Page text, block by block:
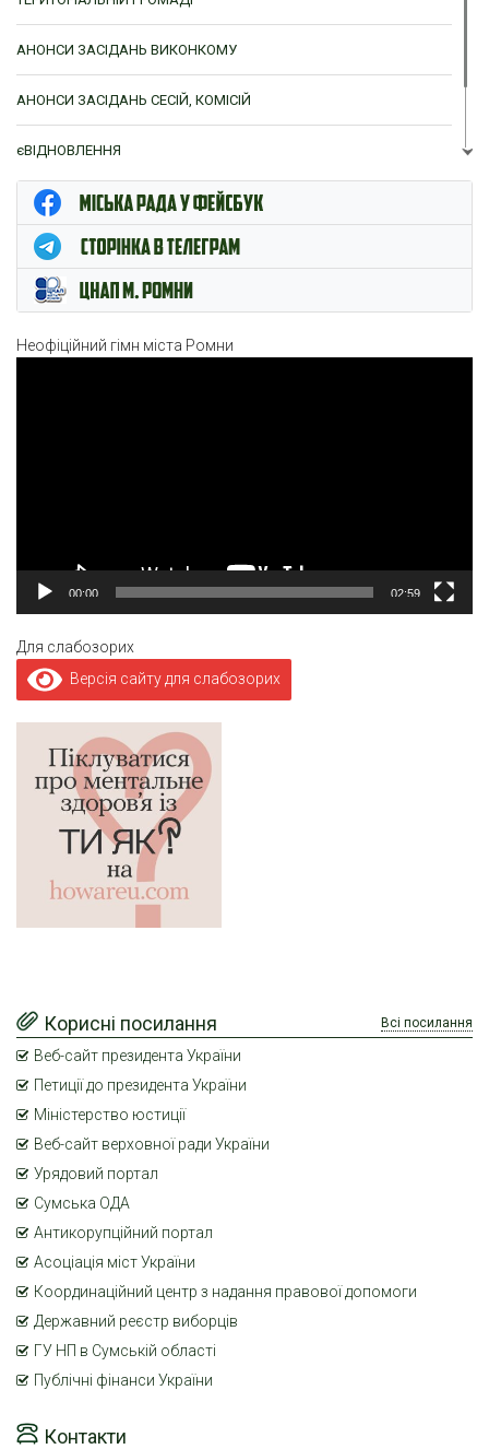
АНОНСИ ЗАСІДАНЬ ВИКОНКОМУ
АНОНСИ ЗАСІДАНЬ СЕСІЙ, КОМІСІЙ
єВІДНОВЛЕННЯ
ЦНАП м. Ромни
Неофіційний гімн міста Ромни
00:00 02:59
Для слабозорих
Версія сайту для слабозорих
Контакти
Корисні посилання Всі посилання
Веб-сайт президента України
Петиції до президента України
Міністерство юстиції
Веб-сайт верховної ради України
Урядовий портал
Сумська ОДА
Антикорупційний портал
Асоціація міст України
Координаційний центр з надання правової допомоги
Державний реєстр виборців
ГУ НП в Сумській області
Публічні фінанси України